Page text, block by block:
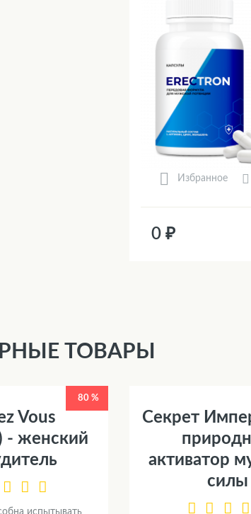
Избранное
0 ₽
ТОВАРЫ
80 %
Vous
- женский
испытывать
Секрет
активатор
силы